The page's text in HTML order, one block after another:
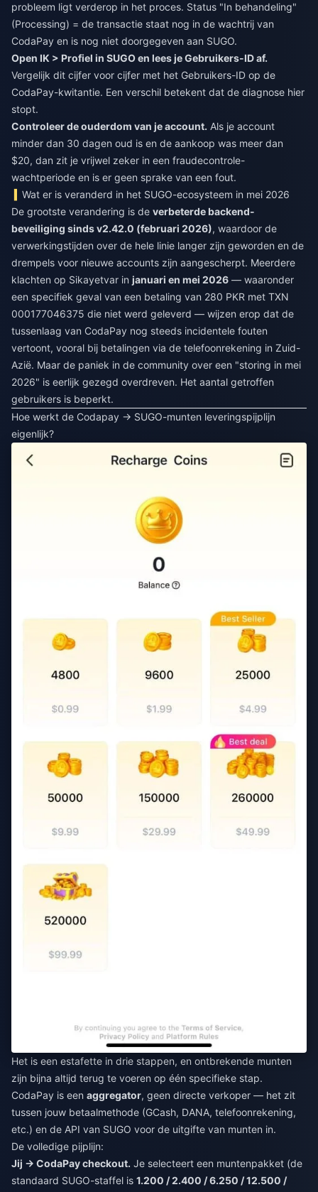
probleem ligt verderop in het proces. Status "In behandeling"
(Processing) = de transactie staat nog in de wachtrij van
CodaPay en is nog niet doorgegeven aan SUGO.
Open IK > Profiel in SUGO en lees je Gebruikers-ID af.
Vergelijk dit cijfer voor cijfer met het Gebruikers-ID op de
CodaPay-kwitantie. Een verschil betekent dat de diagnose hier
stopt.
Controleer de ouderdom van je account. Als je account
minder dan 30 dagen oud is en de aankoop was meer dan
$20, dan zit je vrijwel zeker in een fraudecontrole-
wachtperiode en is er geen sprake van een fout.
Wat er is veranderd in het SUGO-ecosysteem in mei 2026
De grootste verandering is de verbeterde backend-
beveiliging sinds v2.42.0 (februari 2026), waardoor de
verwerkingstijden over de hele linie langer zijn geworden en de
drempels voor nieuwe accounts zijn aangescherpt. Meerdere
klachten op Sikayetvar in januari en mei 2026 — waaronder
een specifiek geval van een betaling van 280 PKR met TXN
000177046375 die niet werd geleverd — wijzen erop dat de
tussenlaag van CodaPay nog steeds incidentele fouten
vertoont, vooral bij betalingen via de telefoonrekening in Zuid-
Azië. Maar de paniek in de community over een "storing in mei
2026" is eerlijk gezegd overdreven. Het aantal getroffen
gebruikers is beperkt.
Hoe werkt de Codapay → SUGO-munten leveringspijplijn
eigenlijk?
Het is een estafette in drie stappen, en ontbrekende munten
zijn bijna altijd terug te voeren op één specifieke stap.
CodaPay is een aggregator, geen directe verkoper — het zit
tussen jouw betaalmethode (GCash, DANA, telefoonrekening,
etc.) en de API van SUGO voor de uitgifte van munten in.
De volledige pijplijn:
Jij → CodaPay checkout. Je selecteert een muntenpakket (de
standaard SUGO-staffel is 1.200 / 2.400 / 6.250 / 12.500 /